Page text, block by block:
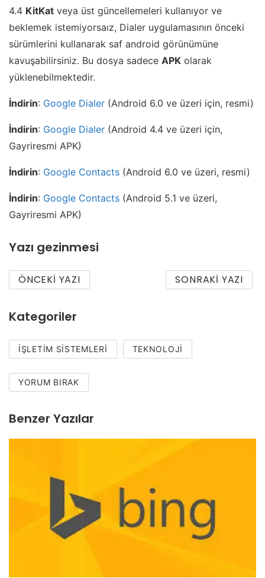
4.4 KitKat veya üst güncellemeleri kullanıyor ve
beklemek istemiyorsaız, Dialer uygulamasının önceki
sürümlerini kullanarak saf android görünümüne
kavuşabilirsiniz. Bu dosya sadece APK olarak
yüklenebilmektedir.
İndirin: Google Dialer (Android 6.0 ve üzeri için, resmi)
İndirin: Google Dialer (Android 4.4 ve üzeri için,
Gayriresmi APK)
İndirin: Google Contacts (Android 6.0 ve üzeri, resmi)
İndirin: Google Contacts (Android 5.1 ve üzeri,
Gayriresmi APK)
Yazı gezinmesi
ÖNCEKI YAZI SONRAKI YAZI
Kategoriler
İŞLETIM SISTEMLERI TEKNOLOJI
YORUM BIRAK
Benzer Yazılar